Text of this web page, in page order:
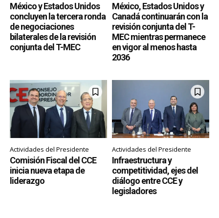
México y Estados Unidos
concluyen la tercera ronda
de negociaciones
bilaterales de la revisión
conjunta del T-MEC
México, Estados Unidos y
Canadá continuarán con la
revisión conjunta del T-
MEC mientras permanece
en vigor al menos hasta
2036
Actividades del Presidente
Comisión Fiscal del CCE
inicia nueva etapa de
liderazgo
Actividades del Presidente
Infraestructura y
competitividad, ejes del
diálogo entre CCE y
legisladores